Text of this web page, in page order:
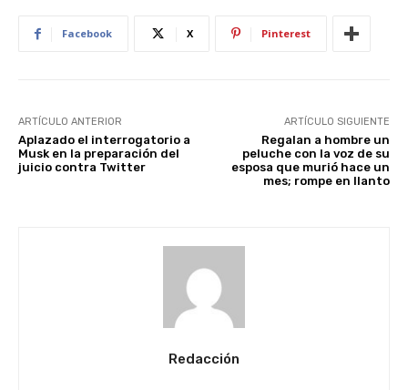
Facebook X Pinterest
ARTÍCULO ANTERIOR
Aplazado el interrogatorio a
Musk en la preparación del
juicio contra Twitter
ARTÍCULO SIGUIENTE
Regalan a hombre un
peluche con la voz de su
esposa que murió hace un
mes; rompe en llanto
Redacción